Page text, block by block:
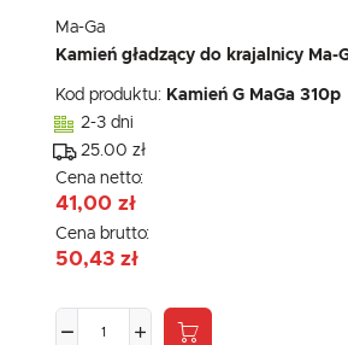
Ma-Ga
Kamień gładzący do krajalnicy Ma-
Kod produktu: Kamień G MaGa 310p
2-3 dni
25.00 zł
Cena netto:
41,00 zł
Cena brutto:
50,43 zł